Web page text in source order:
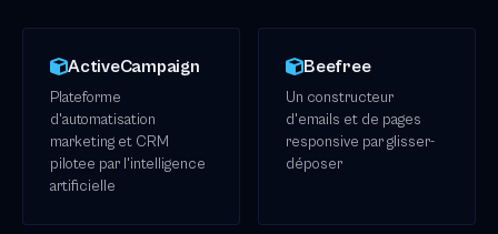
ActiveCampaign
Plateforme
d'automatisation
marketing et CRM
pilotee par l'intelligence
artificielle
Beefree
Un constructeur
d'emails et de pages
responsive par glisser-
déposer